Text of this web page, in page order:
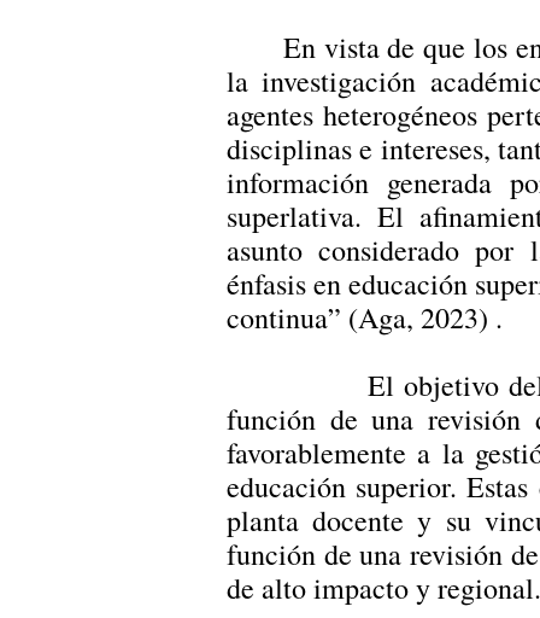
En vista de que los
la investigación
agentes heterogéneos
disciplinas e intereses,
información generada
superlativa. El
asunto considerado por
énfasis en educación
continua” (Aga, 2023) .
El objetivo del
función de una revisión
favorablemente a la
educación superior.
planta docente y su
función de una revisión
de alto impacto y regional.